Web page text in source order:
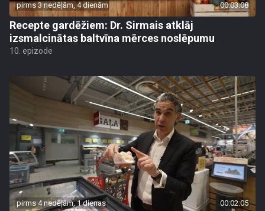
pirms 3 nedēļām, 4 dienām 00:03:08
Recepte gardēžiem: Dr. Sirmais atklāj
izsmalcinātas baltvīna mērces noslēpumu
10. epizode
pirms 4 nedēļām, 1 dienas 00:02:05